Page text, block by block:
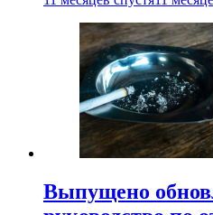
Выпущено